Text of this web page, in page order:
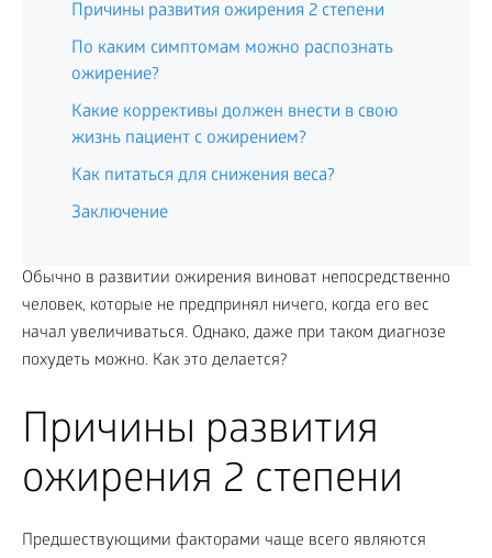
Причины развития ожирения 2 степени
По каким симптомам можно распознать
ожирение?
Какие коррективы должен внести в свою
жизнь пациент с ожирением?
Как питаться для снижения веса?
Заключение
Обычно в развитии ожирения виноват непосредственно
человек, которые не предпринял ничего, когда его вес
начал увеличиваться. Однако, даже при таком диагнозе
похудеть можно. Как это делается?
Причины развития
ожирения 2 степени
Предшествующими факторами чаще всего являются